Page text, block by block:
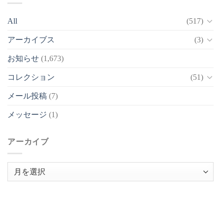
All (517)
アーカイブス (3)
お知らせ (1,673)
コレクション (51)
メール投稿 (7)
メッセージ (1)
アーカイブ